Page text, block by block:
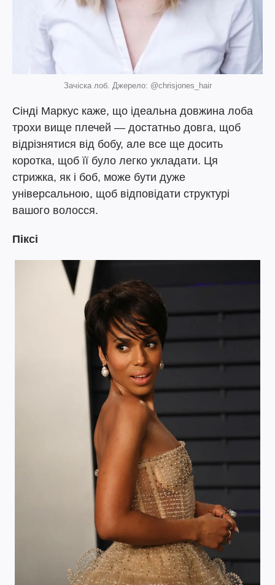
Зачіска лоб. Джерело: @chrisjones_hair
Сінді Маркус каже, що ідеальна довжина лоба
трохи вище плечей — достатньо довга, щоб
відрізнятися від бобу, але все ще досить
коротка, щоб її було легко укладати. Ця
стрижка, як і боб, може бути дуже
універсальною, щоб відповідати структурі
вашого волосся.
Піксі